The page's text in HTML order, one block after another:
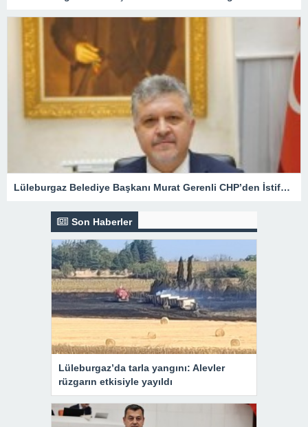
Lüleburgaz Belediye Başkanı Murat Gerenli CHP’den İstifa Etti
Son Haberler
Lüleburgaz’da tarla yangını: Alevler
rüzgarın etkisiyle yayıldı